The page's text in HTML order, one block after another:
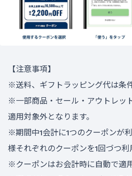
【注意事項】
※送料、ギフトラッピング代は条
※一部商品・セール・アウトレッ
適用対象外となります。
※期間中1会計に1つのクーポンが
様それぞれのクーポンを1回づつ利
※クーポンはお会計時に自動で適